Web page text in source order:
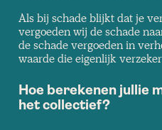
Als bij schade blijkt dat je
vergoeden wij de schade
de schade vergoeden in
waarde die eigenlijk
Hoe berekenen jullie
het collectief?